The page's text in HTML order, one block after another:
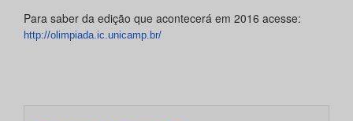
Para saber da edição que acontecerá em 2016 acesse:
http://olimpiada.ic. unicamp.br/